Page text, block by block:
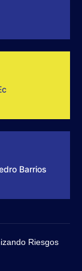
Barrios
Riesgos